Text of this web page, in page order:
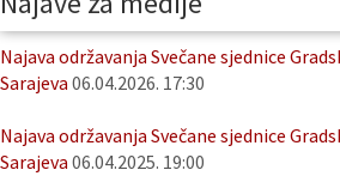
Najava održavanja Svečane sjednice
Sarajeva 06.04.2026. 17:30
Najava održavanja Svečane sjednice
Sarajeva 06.04.2025. 19:00